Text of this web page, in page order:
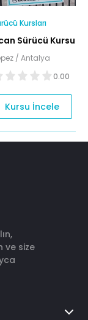
Kursları
Sürücü Kursu
/ Antalya
0.00
Kursu İncele
ve size